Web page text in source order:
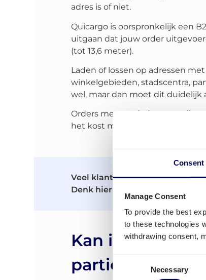
Consent
Manage Consent
To provide the best
to these technologies
withdrawing consent,
Selection
Necessary
adres is of niet.
Quicargo is oorspronkelijk een
uitgaan dat jouw order
(tot 13,6 meter).
Laden of lossen op adressen
winkelgebieden, stadscentra,
wel, maar dan moet dit duidelijk
Orders met een bakwagen zijn
het kost meer tijd om te laden/
Veel klanten maken al gebruik
Denk hierbij aan bedrijven zoals
Kan ik pallets
particulieren